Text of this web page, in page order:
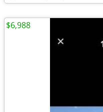
$6,988